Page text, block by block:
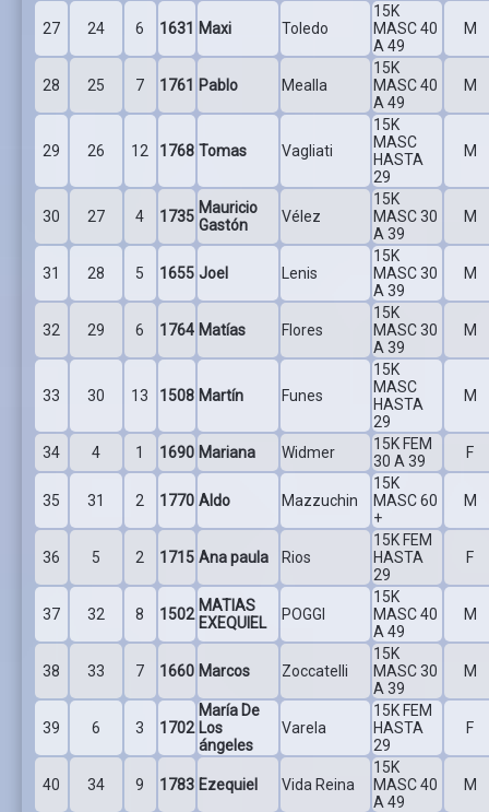
27 24 6 1631 Maxi Toledo
15K
MASC 40
A 49
M
28 25 7 1761 Pablo Mealla
15K
MASC 40
A 49
M
29 26 12 1768 Tomas Vagliati
15K
MASC
HASTA
29
M
30 27 4 1735 Mauricio
Gastón
Vélez
15K
MASC 30
A 39
M
31 28 5 1655 Joel Lenis
15K
MASC 30
A 39
M
32 29 6 1764 Matías Flores
15K
MASC 30
A 39
M
33 30 13 1508 Martín Funes
15K
MASC
HASTA
29
M
34 4 1 1690 Mariana Widmer
15K FEM
30 A 39
F
35 31 2 1770 Aldo Mazzuchin
15K
MASC 60
+
M
36 5 2 1715 Ana paula Rios
15K FEM
HASTA
29
F
37 32 8 1502 MATIAS
EXEQUIEL
POGGI
15K
MASC 40
A 49
M
38 33 7 1660 Marcos Zoccatelli
15K
MASC 30
A 39
M
39 6 3 1702
María De
Los
ángeles
Varela
15K FEM
HASTA
29
F
40 34 9 1783 Ezequiel Vida Reina
15K
MASC 40
A 49
M